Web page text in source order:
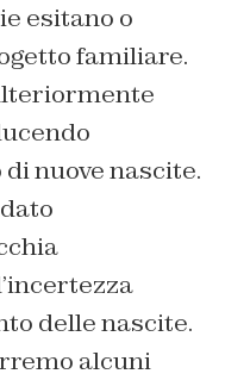
esitano o
familiare.
nuove nascite.
delle nascite.
alcuni